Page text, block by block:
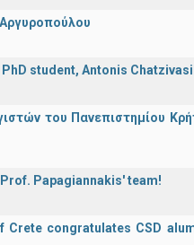
Αργυροπούλου
student, Antonis
του Πανεπιστημίου
Prof. Papagiannakis' team!
congratulates CSD